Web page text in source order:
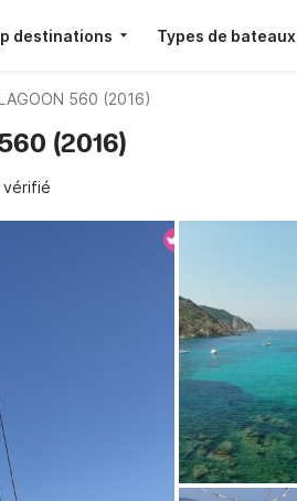
destinations Types de bateaux
560 (2016)
(2016)
vérifié